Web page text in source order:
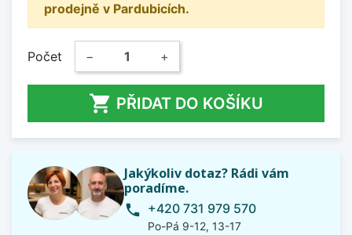
prodejně v Pardubicích.
Počet − +
 PŘIDAT DO KOŠÍKU
Jakýkoliv dotaz? Rádi vám
poradíme.
phone +420 731 979 570
Po-Pá 9-12, 13-17